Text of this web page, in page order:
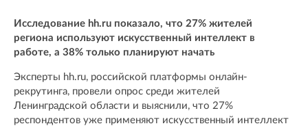
Исследование hh.ru показало, что 27% жителей
региона используют искусственный интеллект в
работе, а 38% только планируют начать
Эксперты hh.ru, российской платформы онлайн-
рекрутинга, провели опрос среди жителей
Ленинградской области и выяснили, что 27%
респондентов уже применяют искусственный интеллект